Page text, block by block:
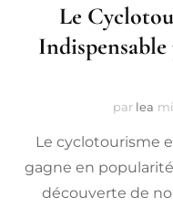
Le
Indispensable
par lea
Le cyclotourisme
gagne en
découverte de